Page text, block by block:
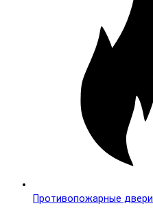
Противопожарные двери